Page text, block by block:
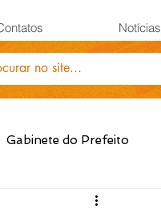
Notícias
Gabinete do Prefeito